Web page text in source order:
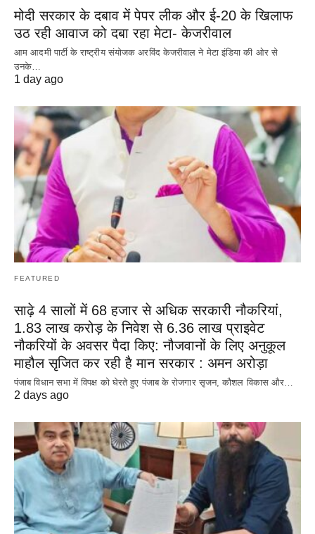
मोदी सरकार के दबाव में पेपर लीक और ई-20 के खिलाफ
उठ रही आवाज को दबा रहा मेटा- केजरीवाल
आम आदमी पार्टी के राष्ट्रीय संयोजक अरविंद केजरीवाल ने मेटा इंडिया की ओर से
उनके…
1 day ago
FEATURED
साढ़े 4 सालों में 68 हजार से अधिक सरकारी नौकरियां,
1.83 लाख करोड़ के निवेश से 6.36 लाख प्राइवेट
नौकरियों के अवसर पैदा किए: नौजवानों के लिए अनुकूल
माहौल सृजित कर रही है मान सरकार : अमन अरोड़ा
पंजाब विधान सभा में विपक्ष को घेरते हुए पंजाब के रोजगार सृजन, कौशल विकास और…
2 days ago